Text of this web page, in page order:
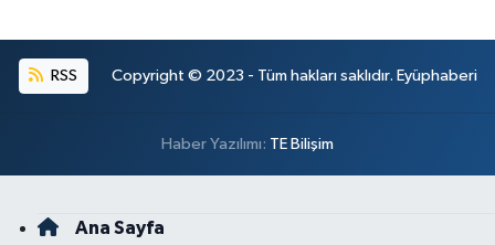
RSS Copyright © 2023 - Tüm hakları saklıdır. Eyüphaberi
Haber Yazılımı: TE Bilişim
Ana Sayfa